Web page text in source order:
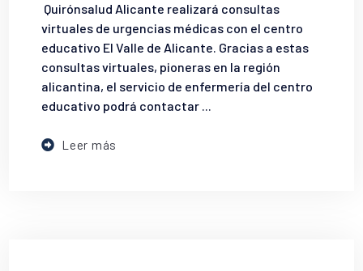
Quirónsalud Alicante realizará consultas
virtuales de urgencias médicas con el centro
educativo El Valle de Alicante. Gracias a estas
consultas virtuales, pioneras en la región
alicantina, el servicio de enfermería del centro
educativo podrá contactar ...
Leer más